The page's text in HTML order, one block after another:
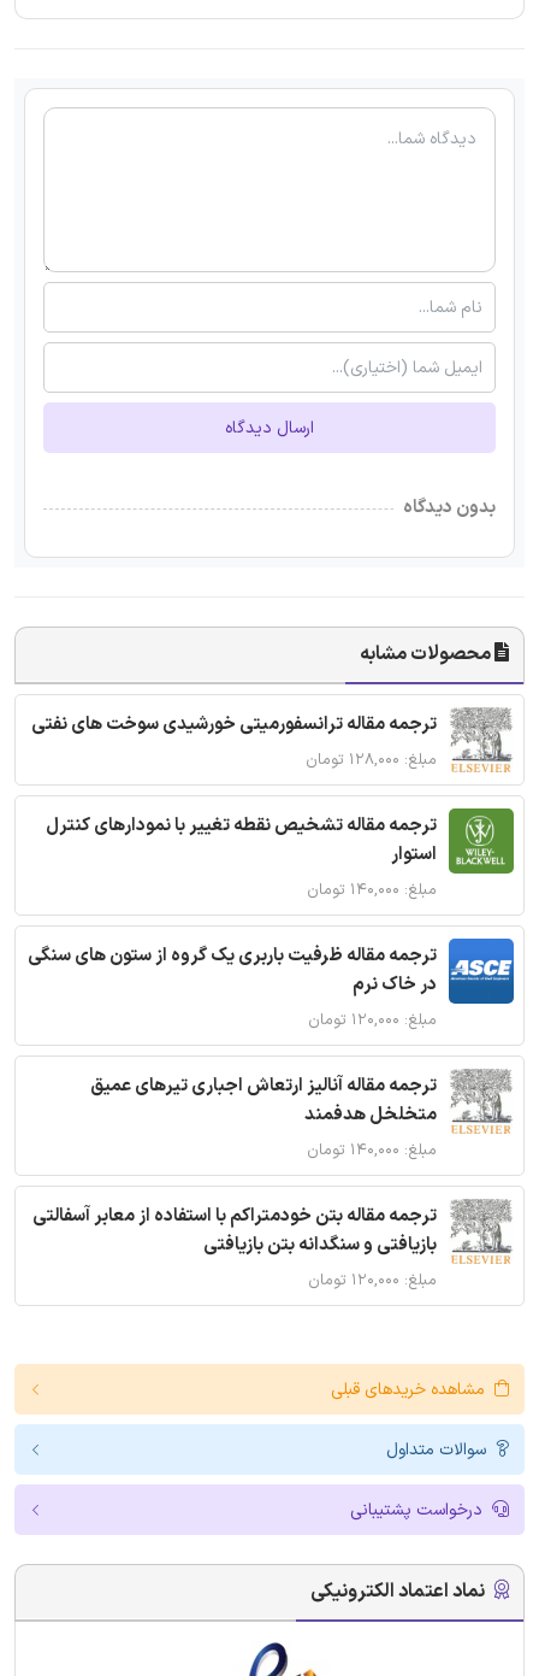
ارسال دیدگاه
بدون دیدگاه
محصولات مشابه
ترجمه مقاله ترانسفورمیتی خورشیدی سوخت های نفتی
مبلغ: ۱۲۸,۰۰۰ تومان
ترجمه مقاله تشخیص نقطه تغییر با نمودارهای کنترل
استوار
مبلغ: ۱۴۰,۰۰۰ تومان
ترجمه مقاله ظرفیت باربری یک گروه از ستون های سنگی
در خاک نرم
مبلغ: ۱۲۰,۰۰۰ تومان
ترجمه مقاله آنالیز ارتعاش اجباری تیرهای عمیق
متخلخل هدفمند
مبلغ: ۱۴۰,۰۰۰ تومان
ترجمه مقاله بتن خودمتراکم با استفاده از معابر آسفالتی
بازیافتی و سنگدانه بتن بازیافتی
مبلغ: ۱۲۰,۰۰۰ تومان
مشاهده خریدهای قبلی
سوالات متداول
درخواست پشتیبانی
نماد اعتماد الکترونیکی